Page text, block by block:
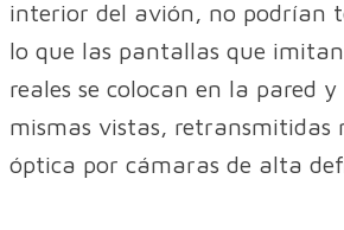
interior del avión, no podrían
lo que las pantallas que
reales se colocan en la pared
mismas vistas, retransmitidas
óptica por cámaras de alta